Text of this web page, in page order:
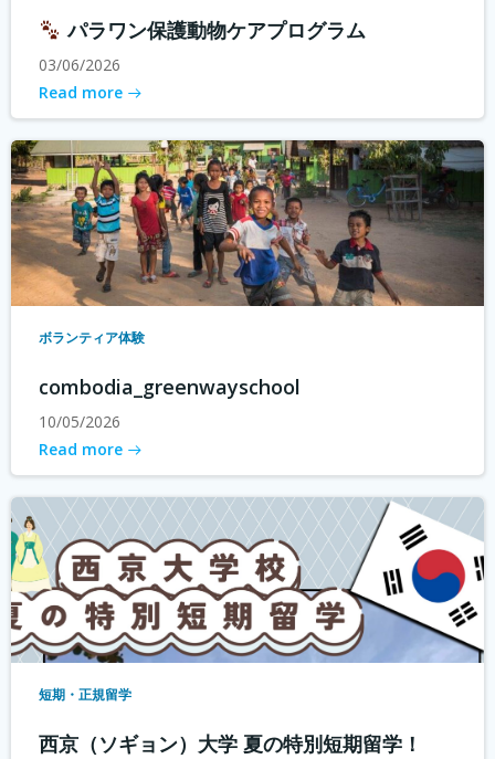
パラワン保護動物ケアプログラム
03/06/2026
Read more
ボランティア体験
combodia_greenwayschool
10/05/2026
Read more
短期・正規留学
西京（ソギョン）大学 夏の特別短期留学！